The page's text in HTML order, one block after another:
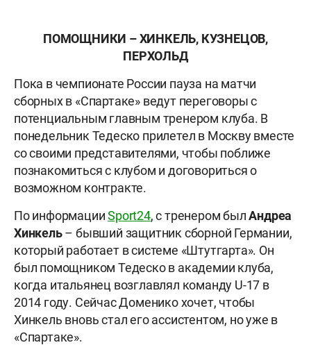
ПОМОЩНИКИ – ХИНКЕЛЬ, КУЗНЕЦОВ,
ПЕРХОЛЬД
Пока в чемпионате России пауза на матчи
сборных в «Спартаке» ведут переговоры с
потенциальным главным тренером клуба. В
понедельник Тедеско прилетел в Москву вместе
со своими представителями, чтобы поближе
познакомиться с клубом и договориться о
возможном контракте.
По информацииSport24, с тренером былАндреа
Хинкель– бывший защитник сборной Германии,
который работает в системе «Штутгарта». Он
был помощником Тедеско в академии клуба,
когда итальянец возглавлял команду U-17 в
2014 году. Сейчас Доменико хочет, чтобы
Хинкель вновь стал его ассистентом, но уже в
«Спартаке».